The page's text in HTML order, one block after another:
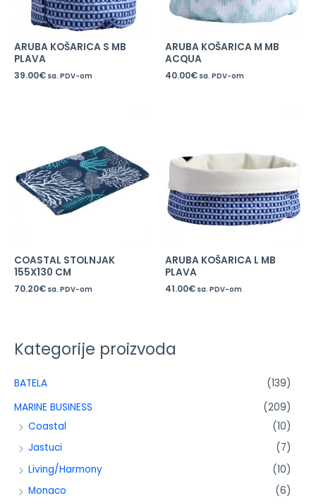
Kategorije proizvoda
BATELA
(139)
MARINE BUSINESS
(209)
Coastal
(10)
Jastuci
(7)
Living/Harmony
(10)
Monaco
(6)
ARUBA KOŠARICA S MB
PLAVA
39.00€ sa. PDV-om
ARUBA KOŠARICA M MB
ACQUA
40.00€ sa. PDV-om
COASTAL STOLNJAK
155X130 CM
70.20€ sa. PDV-om
ARUBA KOŠARICA L MB
PLAVA
41.00€ sa. PDV-om